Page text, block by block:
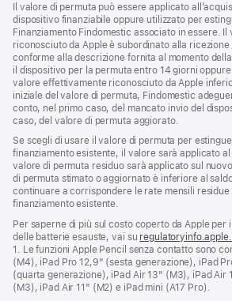
Il valore di permuta può essere applicato
dispositivo finanziabile oppure utilizzato per
Finanziamento Findomestic associato in essere.
riconosciuto da Apple è subordinato alla
conforme alla descrizione fornita al momento
il dispositivo per la permuta entro 14 giorni
valore effettivamente riconosciuto da Apple
iniziale del valore di permuta, Findomestic
conto, nel primo caso, del mancato invio del
caso, del valore di permuta aggiorato.
Se scegli di usare il valore di permuta per
finanziamento esistente, il valore sarà applicato al
valore di permuta residuo sarà applicato sul
di permuta stimato o aggiornato è inferiore al
continuare a corrispondere le rate mensili residue
finanziamento esistente.
Per saperne di più sul costo coperto da Apple per
delle batterie esauste, vai su
1. Le funzioni Apple Pencil senza contatto sono
(M4), iPad Pro 12,9" (sesta generazione), iPad
(quarta generazione), iPad Air 13" (M3), iPad Air
(M3), iPad Air 11" (M2) e iPad mini (A17 Pro).